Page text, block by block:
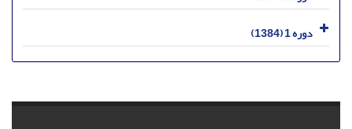
دوره 1 (1384)